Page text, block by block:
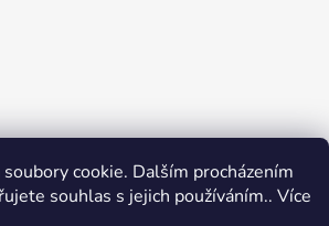
cookie. Dalším procházením
souhlas s jejich používáním.. Více